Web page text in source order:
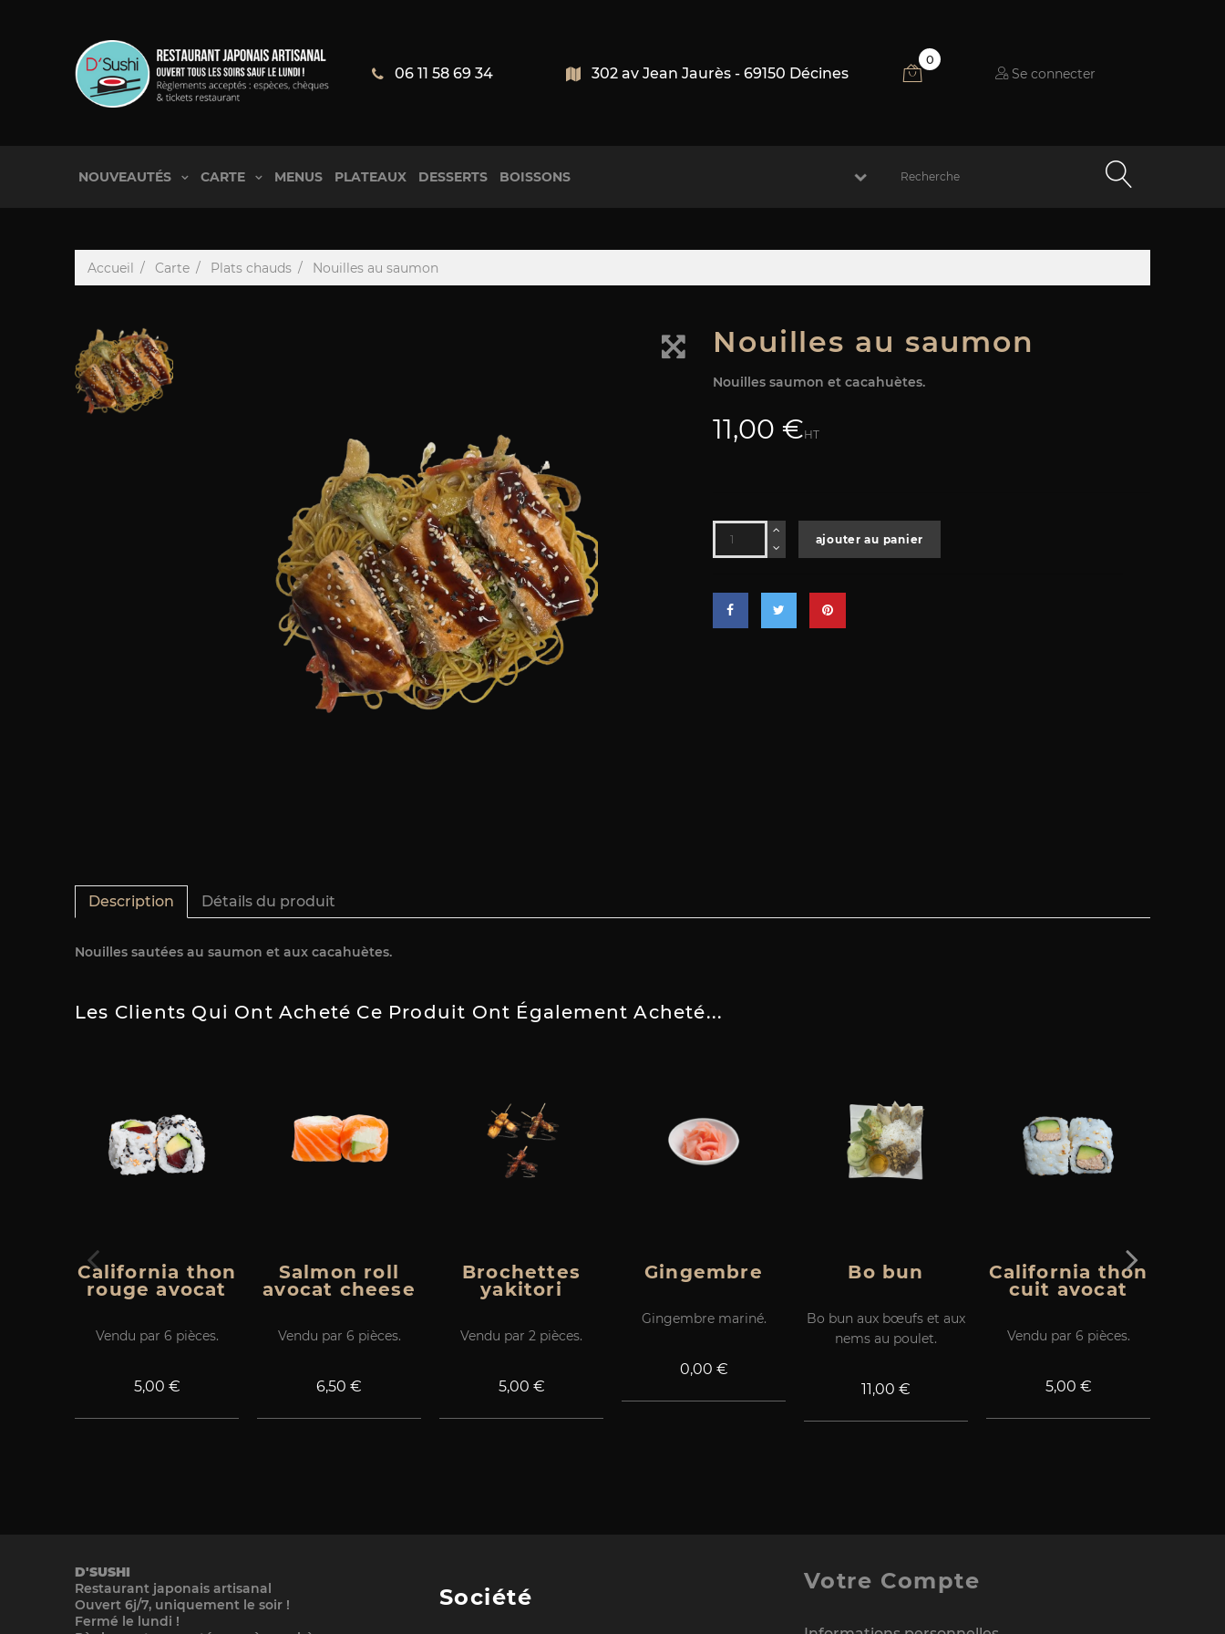
06 11 58 69 34 302 av Jean Jaurès - 69150 Décines
0
Se connecter
NOUVEAUTÉS CARTE MENUS PLATEAUX DESSERTS BOISSONS
Accueil Carte Plats chauds Nouilles au saumon
Nouilles au saumon
Nouilles saumon et cacahuètes.
11,00 €HT
ajouter au panier
Description Détails du produit
Nouilles sautées au saumon et aux cacahuètes.
Les Clients Qui Ont Acheté Ce Produit Ont Également Acheté...
California thon
rouge avocat
Vendu par 6 pièces.
Prix
5,00 €
Salmon roll
avocat cheese
Vendu par 6 pièces.
Prix
6,50 €
Brochettes
yakitori
Vendu par 2 pièces.
Prix
5,00 €
Gingembre
Gingembre mariné.
Prix
0,00 €
Bo bun
Bo bun aux bœufs et aux
nems au poulet.
Prix
11,00 €
California thon
cuit avocat
Vendu par 6 pièces.
Prix
5,00 €
D'SUSHI
Restaurant japonais artisanal
Ouvert 6j/7, uniquement le soir !
Fermé le lundi !
Société
Votre Compte